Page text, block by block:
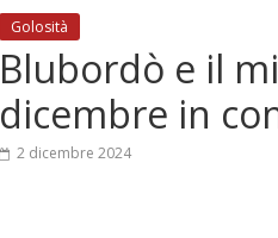
Golosità
Blubordò e il
dicembre in
2 dicembre 2024